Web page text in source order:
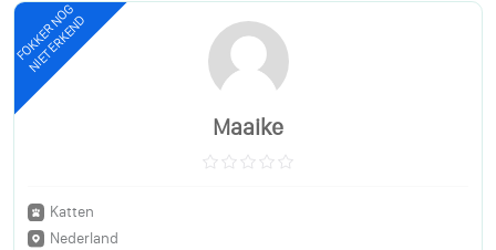
FOKKER NOG
NIET ERKEND
Maaike
Katten
Nederland